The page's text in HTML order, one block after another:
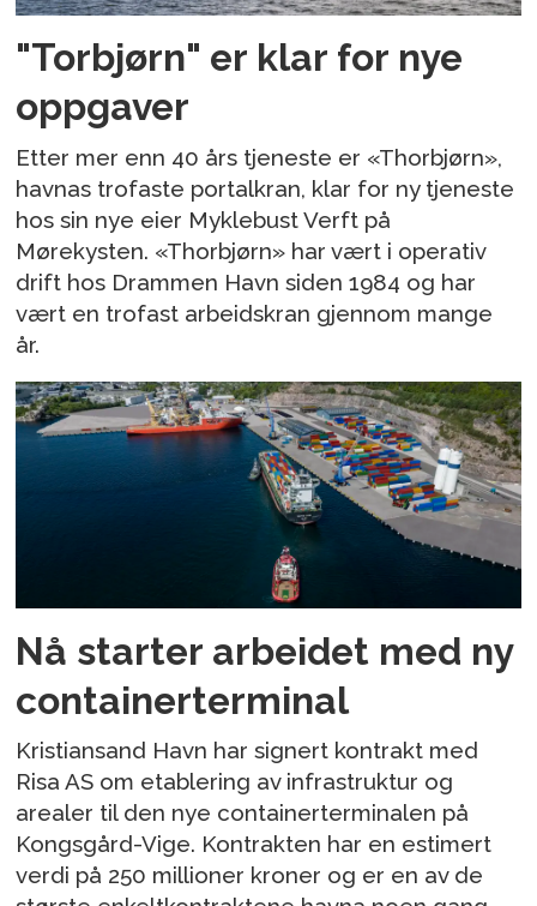
"Torbjørn" er klar for nye
oppgaver
Etter mer enn 40 års tjeneste er «Thorbjørn»,
havnas trofaste portalkran, klar for ny tjeneste
hos sin nye eier Myklebust Verft på
Mørekysten. «Thorbjørn» har vært i operativ
drift hos Drammen Havn siden 1984 og har
vært en trofast arbeidskran gjennom mange
år.
Nå starter arbeidet med ny
containerterminal
Kristiansand Havn har signert kontrakt med
Risa AS om etablering av infrastruktur og
arealer til den nye containerterminalen på
Kongsgård-Vige. Kontrakten har en estimert
verdi på 250 millioner kroner og er en av de